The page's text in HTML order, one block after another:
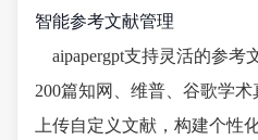
智能参考文献管理
aipapergpt支持灵活的参考
200篇知网、维普、谷歌学
上传自定义文献，构建个性